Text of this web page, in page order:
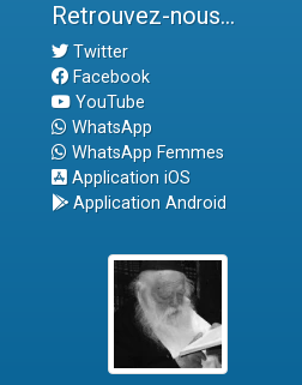
Retrouvez-nous...
Twitter
Facebook
YouTube
WhatsApp
WhatsApp Femmes
Application iOS
Application Android